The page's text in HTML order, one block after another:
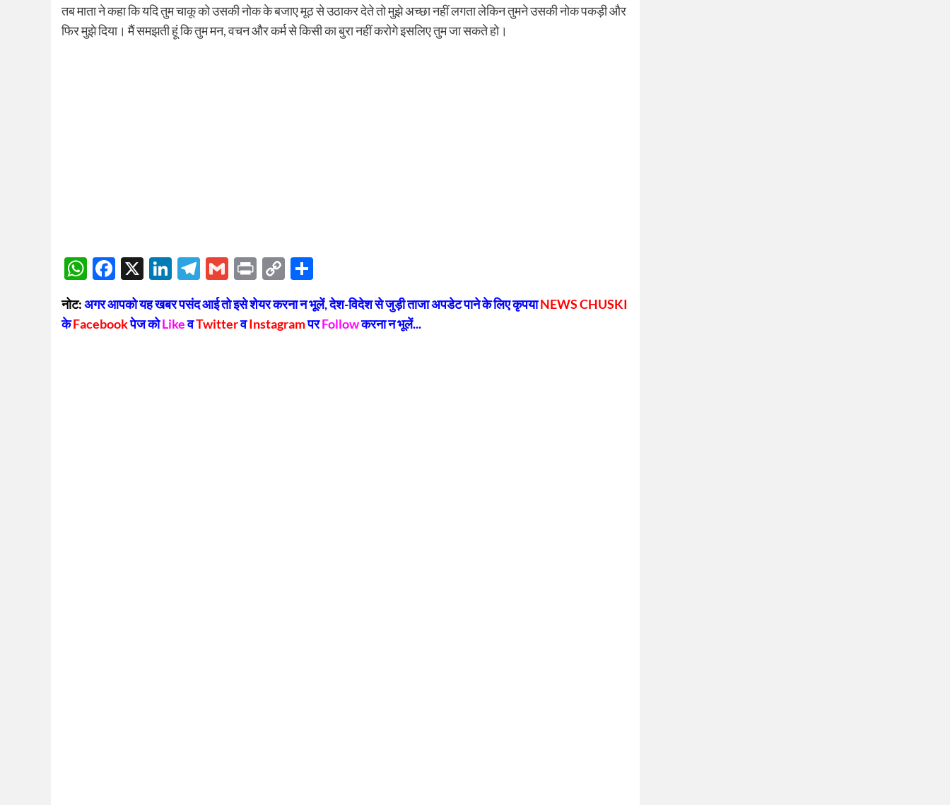
तब माता ने कहा कि यदि तुम चाकू को उसकी नोक के बजाए मूठ से उठाकर देते तो मुझे अच्छा नहीं लगता लेकिन तुमने उसकी नोक पकड़ी और
फिर मुझे दिया। मैं समझती हूं कि तुम मन, वचन और कर्म से किसी का बुरा नहीं करोगे इसलिए तुम जा सकते हो।
WhatsApp
Facebook
X LinkedIn
Telegram
GmailPrintCopy
Link
नोट:अगर आपको यह खबर पसंद आई तो इसे शेयर करना न भूलें, देश-विदेश से जुड़ी ताजा अपडेट पाने के लिए कृपयाNEWS CHUSKI
केFacebookपेज कोLikeवTwitterवInstagramपरFollowकरना न भूलें...